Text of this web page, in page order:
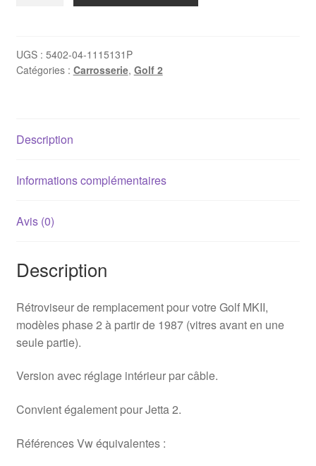
Golf
2
intérieur
UGS : 5402-04-1115131P
Catégories : Carrosserie, Golf 2
Description
Informations complémentaires
Avis (0)
Description
Rétroviseur de remplacement pour votre Golf MKII,
modèles phase 2 à partir de 1987 (vitres avant en une
seule partie).
Version avec réglage intérieur par câble.
Convient également pour Jetta 2.
Références Vw équivalentes :